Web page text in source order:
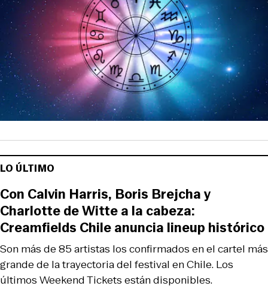
LO ÚLTIMO
Son más de 85 artistas los confirmados en el cartel más
grande de la trayectoria del festival en Chile. Los
últimos Weekend Tickets están disponibles.
Con Calvin Harris, Boris Brejcha y
Charlotte de Witte a la cabeza:
Creamfields Chile anuncia lineup histórico